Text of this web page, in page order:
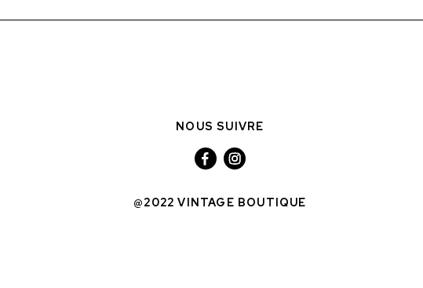
NOUS SUIVRE
@2022 VINTAGE BOUTIQUE